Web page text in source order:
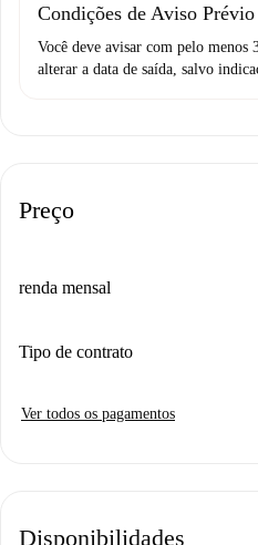
Condições de Aviso Prévio
Você deve avisar com pelo menos
alterar a data de saída, salvo
Preço
renda mensal
Tipo de contrato
Ver todos os pagamentos
Disponibilidades